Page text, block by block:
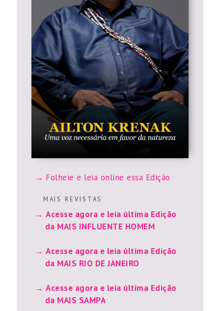
Folheie e leia online essa Edição
M A I S R E V I S T A S
Acesse agora e leia última Edição
da MAIS INFLUENTE HOMEM
Acesse agora e leia última Edição
da MAIS RIO DE JANEIRO
Acesse agora e leia última Edição
da MAIS SAMPA